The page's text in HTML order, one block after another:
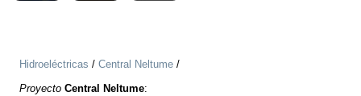
Hidroeléctricas / Central Neltume /
Proyecto Central Neltume: